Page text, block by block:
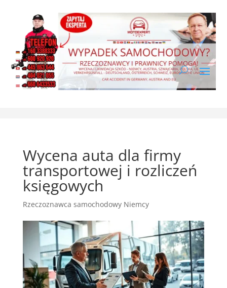
Wycena auta dla firmy
transportowej i rozliczeń
księgowych
Rzeczoznawca samochodowy Niemcy